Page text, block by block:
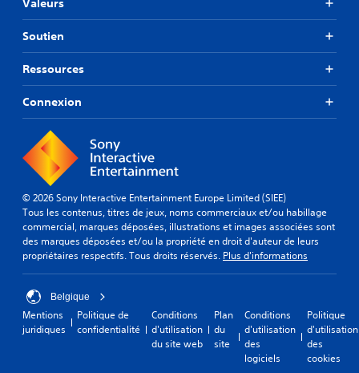
Soutien
Ressources
Connexion
© 2026 Sony Interactive Entertainment Europe Limited (SIEE)
Tous les contenus, titres de jeux, noms commerciaux et/ou habillage
commercial, marques déposées, illustrations et images associées sont
des marques déposées et/ou la propriété en droit d'auteur de leurs
propriétaires respectifs. Tous droits réservés. Plus d'informations
Belgique
Mentions
juridiques
Politique de
confidentialité
Conditions
d'utilisation
du site web
Plan
du
site
Conditions
d'utilisation
des
logiciels
Politique
d'utilisation
des
cookies